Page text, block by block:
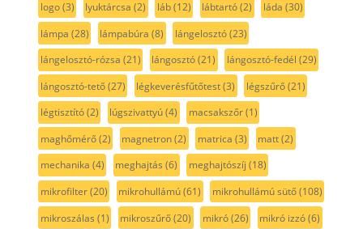
logo(3) lyuktárcsa (2) láb(12) lábtartó(2) láda (30)
lámpa (28) lámpabúra (8) lángelosztó(23)
lángelosztó-rózsa (21) lángosztó(21) lángosztó-fedél (29)
lángosztó-tető(27) légkeverésfűtőtest(3) légszűrő(21)
légtisztító(2) lúgszivattyú(4) macsakszőr(1)
maghőmérő(2) magnetron(2) matrica (3) matt(2)
mechanika (4) meghajtás (6) meghajtószíj (18)
mikrofilter(20) mikrohullámú(61) mikrohullámú sütő(108)
mikroszálas (1) mikroszűrő(20) mikró(26) mikró izzó(6)